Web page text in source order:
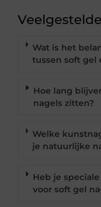
Wat is het
tussen soft gel
Hoe lang
nagels zitten?
Welke
je natuurlijke
Heb je
voor soft gel